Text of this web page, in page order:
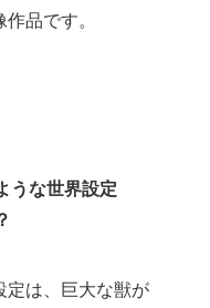
品です。
うな世界設定
定は、巨大な獣が